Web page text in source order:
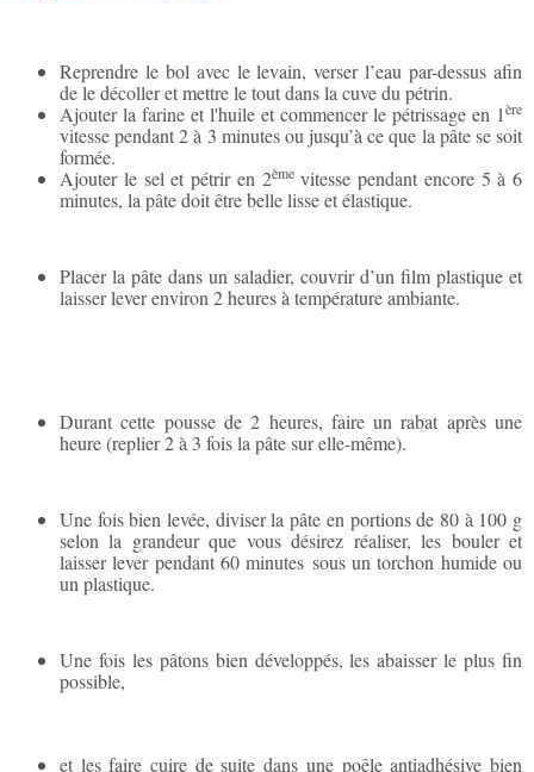
Reprendre le bol avec le levain, verser l’eau par-dessus afin
de le décoller et mettre le tout dans la cuve du pétrin.
Ajouter la farine et l'huile et commencer le pétrissage en 1ère
vitesse pendant 2 à 3 minutes ou jusqu’à ce que la pâte se soit
formée.
Ajouter le sel et pétrir en 2èmevitesse pendant encore 5 à 6
minutes, la pâte doit être belle lisse et élastique.
Placer la pâte dans un saladier, couvrir d’un film plastique et
laisser lever environ 2 heures à température ambiante.
Durant cette pousse de 2 heures, faireun rabat après une
heure (replier 2 à 3 fois la pâte sur elle-même).
Une fois bien levée, diviser la pâte en portions de 80 à 100 g
selon la grandeur que vous désirez réaliser, les bouler et
laisser lever pendant 60 minutes sous un torchon humide ou
un plastique.
Une fois les pâtons bien développés, les abaisser le plus fin
possible,
et les faire cuire de suite dans une poêle antiadhésive bien